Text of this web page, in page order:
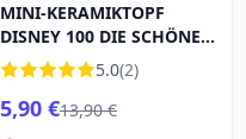
MINI-KERAMIKTOPF
DISNEY 100 DIE SCHÖNE
UND DAS BEAST
BEWERTEN SIE EIN BUCH
NIEMALS NACH DEM
5.0(2)
5,90 €13,90 €